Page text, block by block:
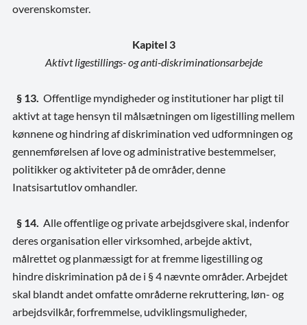
overenskomster.
Kapitel 3
Aktivt ligestillings- og anti-diskriminationsarbejde
§ 13. Offentlige myndigheder og institutioner har pligt til
aktivt at tage hensyn til målsætningen om ligestilling mellem
kønnene og hindring af diskrimination ved udformningen og
gennemførelsen af love og administrative bestemmelser,
politikker og aktiviteter på de områder, denne
Inatsisartutlov omhandler.
§ 14. Alle offentlige og private arbejdsgivere skal, indenfor
deres organisation eller virksomhed, arbejde aktivt,
målrettet og planmæssigt for at fremme ligestilling og
hindre diskrimination på de i § 4 nævnte områder. Arbejdet
skal blandt andet omfatte områderne rekruttering, løn- og
arbejdsvilkår, forfremmelse, udviklingsmuligheder,